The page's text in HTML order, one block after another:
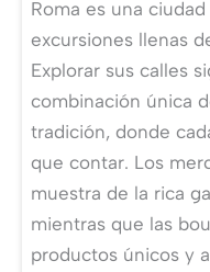
Roma es una
excursiones llenas
Explorar sus calles
combinación única
tradición, donde
que contar. Los
muestra de la rica
mientras que las
productos únicos y